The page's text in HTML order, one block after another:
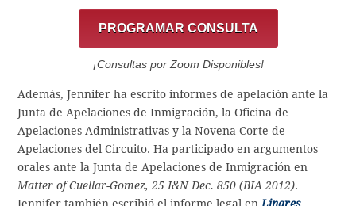
PROGRAMAR CONSULTA
¡Consultas por Zoom Disponibles!
Además, Jennifer ha escrito informes de apelación ante la
Junta de Apelaciones de Inmigración, la Oficina de
Apelaciones Administrativas y la Novena Corte de
Apelaciones del Circuito. Ha participado en argumentos
orales ante la Junta de Apelaciones de Inmigración en
Matter of Cuellar-Gomez, 25 I&N Dec. 850 (BIA 2012).
Jennifer también escribió el informe legal enLinares